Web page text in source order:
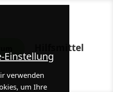
Einstellung
verwenden
um Ihre
Hilfsmittel